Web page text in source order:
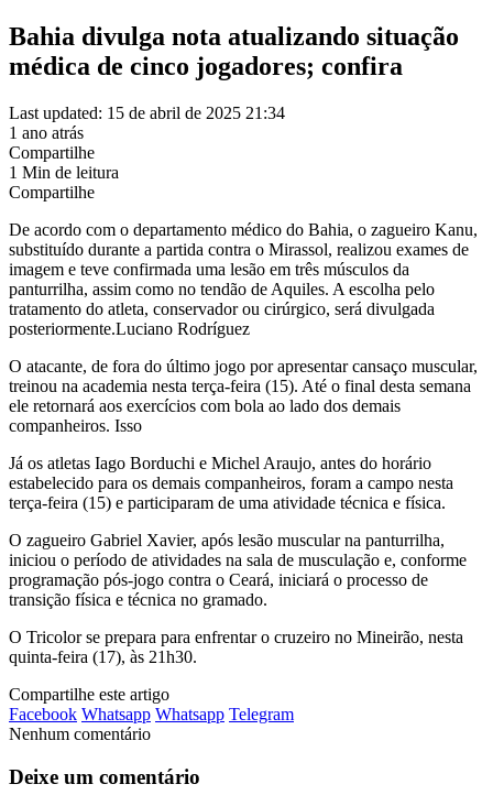
Bahia divulga nota atualizando situação
médica de cinco jogadores; confira
Last updated: 15 de abril de 2025 21:34
1 ano atrás
Compartilhe
1 Min de leitura
Compartilhe
De acordo com o departamento médico do Bahia, o zagueiro Kanu,
substituído durante a partida contra o Mirassol, realizou exames de
imagem e teve confirmada uma lesão em três músculos da
panturrilha, assim como no tendão de Aquiles. A escolha pelo
tratamento do atleta, conservador ou cirúrgico, será divulgada
posteriormente.Luciano Rodríguez
O atacante, de fora do último jogo por apresentar cansaço muscular,
treinou na academia nesta terça-feira (15). Até o final desta semana
ele retornará aos exercícios com bola ao lado dos demais
companheiros. Isso
Já os atletas Iago Borduchi e Michel Araujo, antes do horário
estabelecido para os demais companheiros, foram a campo nesta
terça-feira (15) e participaram de uma atividade técnica e física.
O zagueiro Gabriel Xavier, após lesão muscular na panturrilha,
iniciou o período de atividades na sala de musculação e, conforme
programação pós-jogo contra o Ceará, iniciará o processo de
transição física e técnica no gramado.
O Tricolor se prepara para enfrentar o cruzeiro no Mineirão, nesta
quinta-feira (17), às 21h30.
Compartilhe este artigo
Facebook Whatsapp Whatsapp Telegram
Nenhum comentário
Deixe um comentário